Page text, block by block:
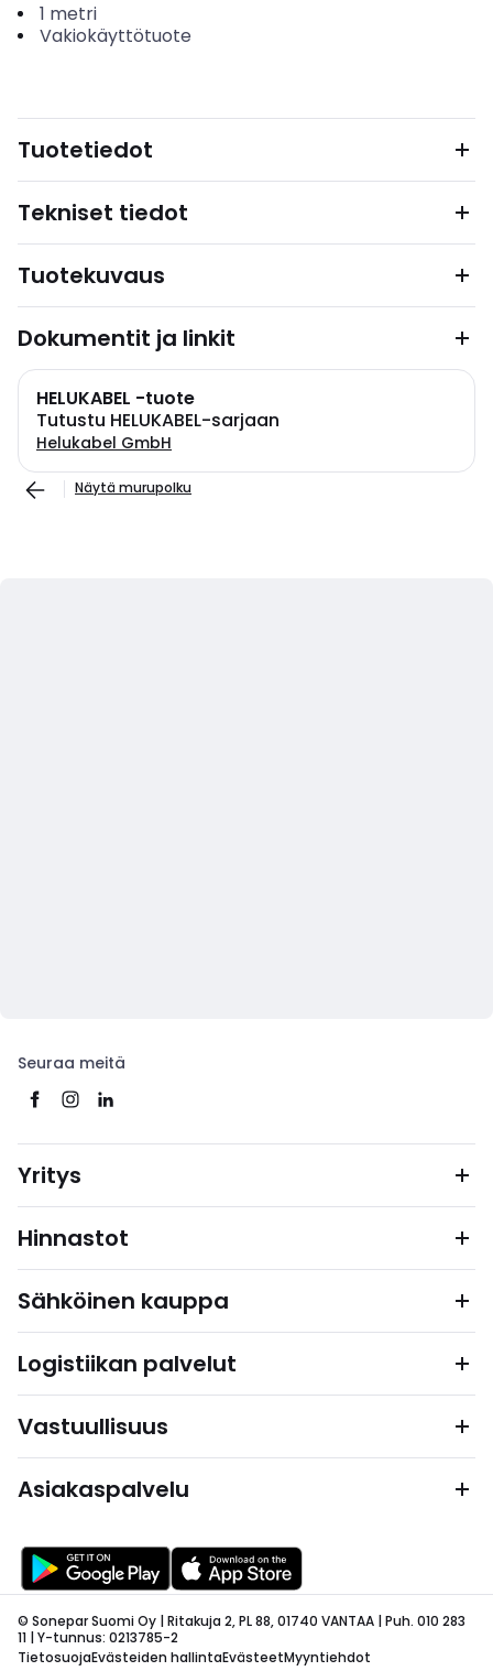
1 metri
Vakiokäyttötuote
Tuotetiedot
Tekniset tiedot
Tuotekuvaus
Dokumentit ja linkit
HELUKABEL -tuote
Tutustu HELUKABEL-sarjaan
Helukabel GmbH
Näytä murupolku
Seuraa meitä
Yritys
Hinnastot
Sähköinen kauppa
Logistiikan palvelut
Vastuullisuus
Asiakaspalvelu
© Sonepar Suomi Oy | Ritakuja 2, PL 88, 01740 VANTAA | Puh. 010 283
11 | Y-tunnus: 0213785-2
TietosuojaEvästeiden hallintaEvästeetMyyntiehdot